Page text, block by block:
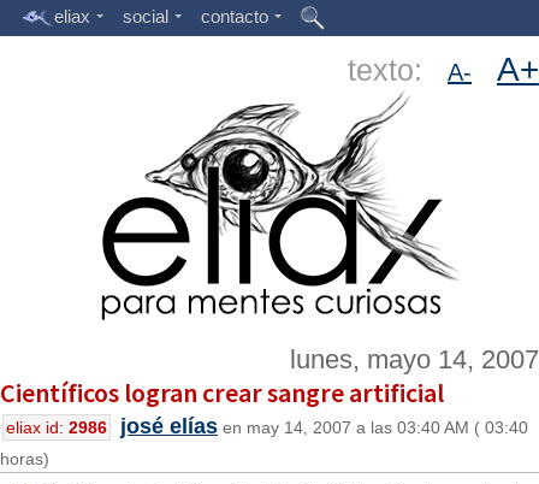
eliax social contacto
texto: A- A+
lunes, mayo 14, 2007
Científicos logran crear sangre artificial
eliax id: 2986 josé elías en may 14, 2007 a las 03:40 AM ( 03:40
horas)